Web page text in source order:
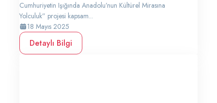
Cumhuriyetin Işığında Anadolu’nun Kültürel Mirasına
Yolculuk” projesi kapsam...
18 Mayıs 2025
Detaylı Bilgi